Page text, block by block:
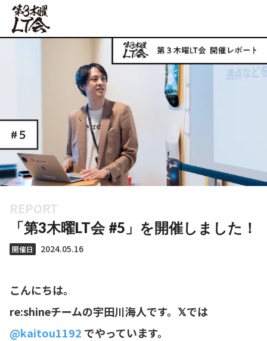
REPORT
「第3木曜LT会 #5」を開催しました！
開催日 2024.05.16
こんにちは。
re:shineチームの宇田川海人です。𝕏では
@kaitou1192 でやっています。